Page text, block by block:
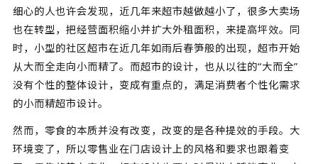
细心的人也许会发现，近几年来超市越做越小了，很多大卖场
也在转型，把经营面积缩小并扩大外租面积，来提高坪效。同
时，小型的社区超市在近几年如雨后春笋般的出现，超市开始
从大而全走向小而精了。而超市的设计，也从以往的“大而全”
没有个性的整体设计，变成有重点的，满足消费者个性化需求
的小而精超市设计。
然而，零食的本质并没有改变，改变的是各种提效的手段。大
环境变了，所以零售业在门店设计上的风格和要求也跟着变